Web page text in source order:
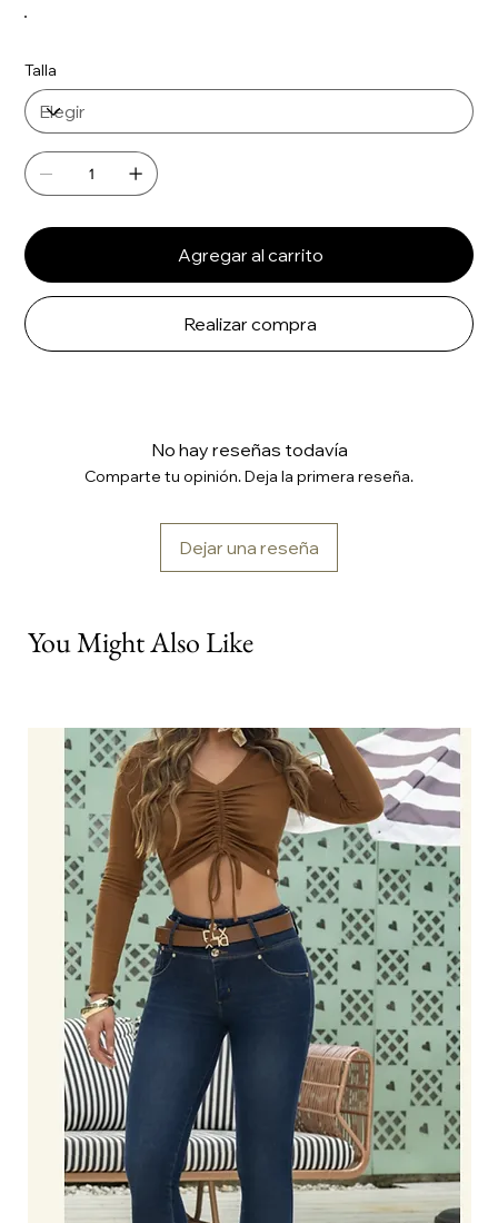
Talla
Agregar al carrito
Realizar compra
No hay reseñas todavía
Comparte tu opinión. Deja la primera reseña.
Dejar una reseña
You Might Also Like